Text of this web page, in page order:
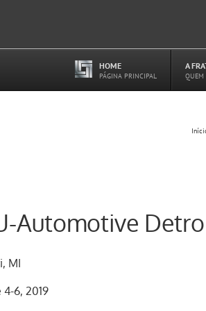
HOME
PÁGINA PRINCIPAL
A
QUEM
Automotive
MI
4-6, 2019